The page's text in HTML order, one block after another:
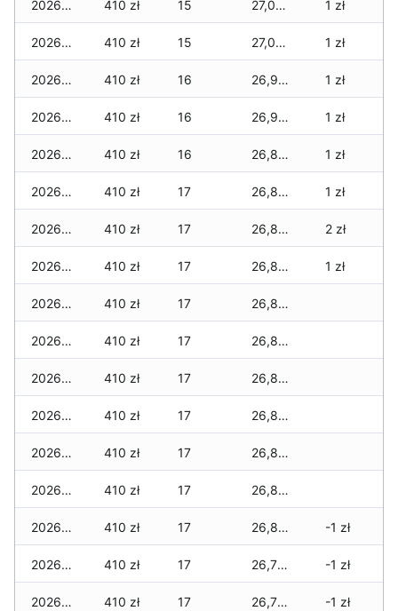
2026-05-13 410 zł 15 27,030 zł 1 zł
2026-05-12 410 zł 15 27,030 zł 1 zł
2026-05-09 410 zł 16 26,940 zł 1 zł
2026-05-08 410 zł 16 26,900 zł 1 zł
2026-05-07 410 zł 16 26,880 zł 1 zł
2026-05-06 410 zł 17 26,880 zł 1 zł
2026-05-05 410 zł 17 26,860 zł 2 zł
2026-05-04 410 zł 17 26,860 zł 1 zł
2026-05-03 410 zł 17 26,840 zł
2026-05-02 410 zł 17 26,820 zł
2026-05-01 410 zł 17 26,820 zł
2026-04-30 410 zł 17 26,810 zł
2026-04-29 410 zł 17 26,810 zł
2026-04-28 410 zł 17 26,810 zł
2026-04-27 410 zł 17 26,810 zł -1 zł
2026-04-26 410 zł 17 26,790 zł -1 zł
2026-04-25 410 zł 17 26,790 zł -1 zł